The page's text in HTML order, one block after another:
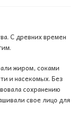
С древних времен
жиром, соками
и насекомых. Без
сохранению
свое лицо для